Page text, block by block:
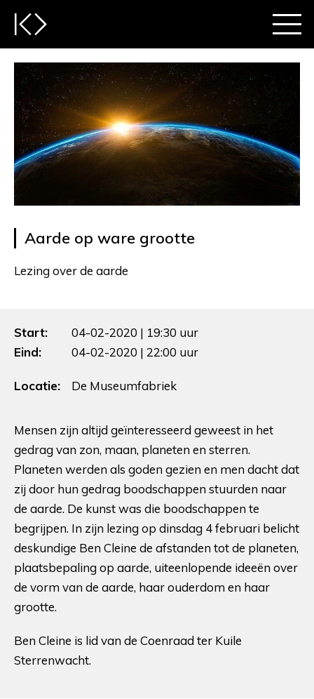
Aarde op ware grootte
Lezing over de aarde
Start:
04-02-2020 | 19:30 uur
Eind:
04-02-2020 | 22:00 uur
Locatie: De Museumfabriek
Mensen zijn altijd geïnteresseerd geweest in het
gedrag van zon, maan, planeten en sterren.
Planeten werden als goden gezien en men dacht dat
zij door hun gedrag boodschappen stuurden naar
de aarde. De kunst was die boodschappen te
begrijpen. In zijn lezing op dinsdag 4 februari belicht
deskundige Ben Cleine de afstanden tot de planeten,
plaatsbepaling op aarde, uiteenlopende ideeën over
de vorm van de aarde, haar ouderdom en haar
grootte.
Ben Cleine is lid van de Coenraad ter Kuile
Sterrenwacht.